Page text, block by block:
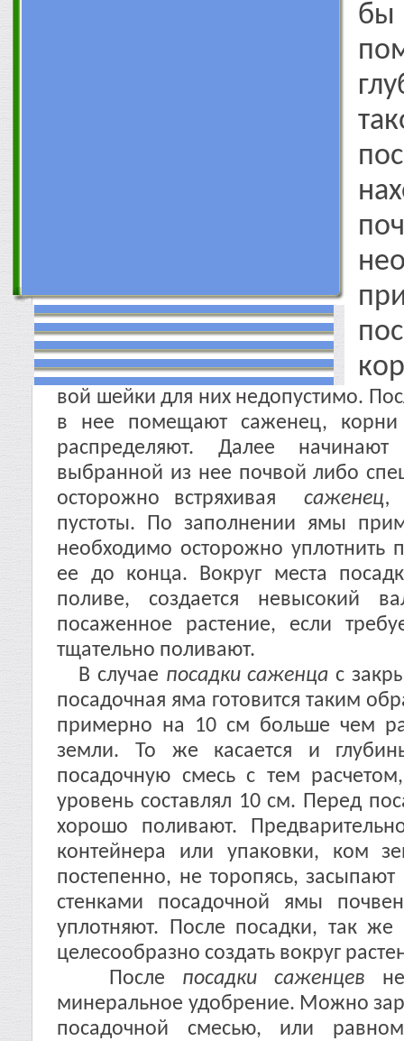
вой шейки для них недопустимо.
в нее помещают саженец, корни
распределяют. Далее
выбранной из нее почвой либо
осторожно встряхиваясаженец,
пустоты. По заполнении ямы
необходимо осторожно уплотнить
ее до конца. Вокруг места
поливе, создается невысокий
посаженное растение, если
тщательно поливают.
В случае посадки саженца с
посадочная яма готовится таким
примерно на 10 см больше чем
земли. То же касается и
посадочную смесь с тем
уровень составлял 10 см. Перед
хорошо поливают.
контейнера или упаковки, ком
постепенно, не торопясь,
стенками посадочной ямы
уплотняют. После посадки, так
целесообразно создать вокруг
После посадки саженцев
минеральное удобрение. Можно
посадочной смесью, или